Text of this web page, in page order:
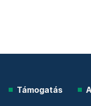
Támogatás